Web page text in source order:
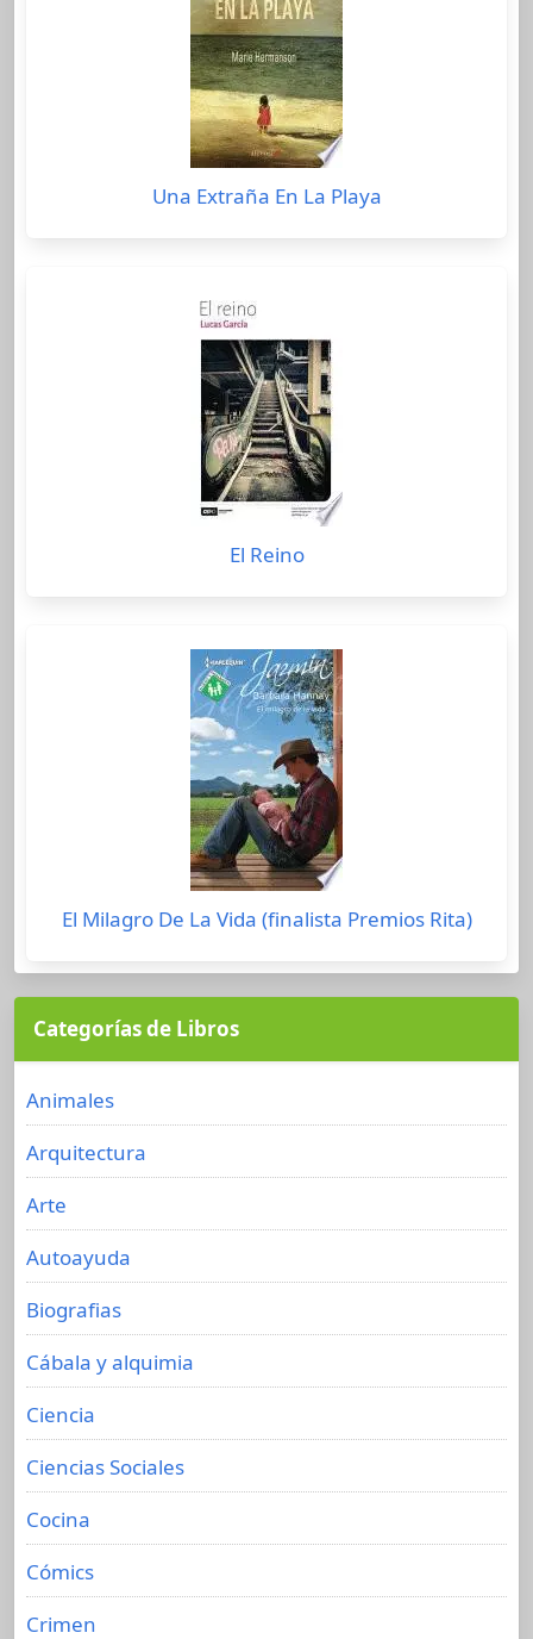
Una Extraña En La Playa
El Reino
El Milagro De La Vida (finalista Premios Rita)
Categorías de Libros
Animales
Arquitectura
Arte
Autoayuda
Biografias
Cábala y alquimia
Ciencia
Ciencias Sociales
Cocina
Cómics
Crimen